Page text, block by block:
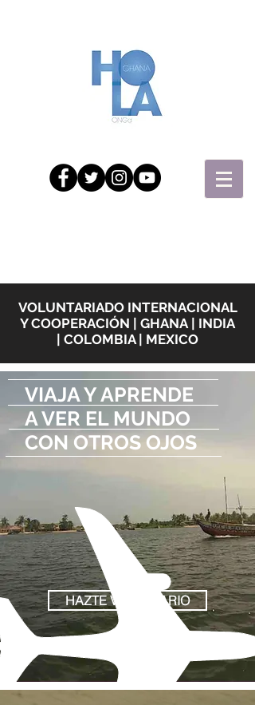
VOLUNTARIADO INTERNACIONAL
Y COOPERACIÓN |
GHANA | INDIA
| COLOMBIA | MEXICO
VIAJA Y APRENDE
A VER EL MUNDO
CON OTROS OJOS
HAZTE VOLUNTARIO